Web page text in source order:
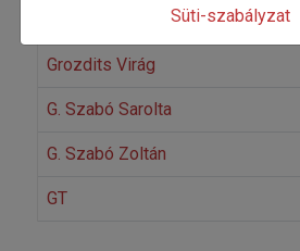
Grozdits Virág
G. Szabó Sarolta
G. Szabó Zoltán
GT
Süti-szabályzat